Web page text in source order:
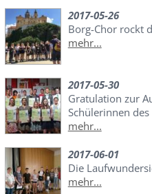
2017-05-26
Borg-Chor rockt
mehr...
2017-05-30
Gratulation zur
Schülerinnen des
mehr...
2017-06-01
Die
mehr...